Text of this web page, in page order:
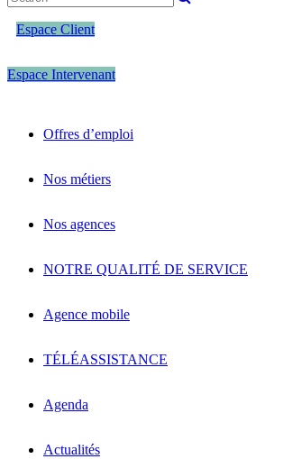
Espace Client
Espace Intervenant
Offres d’emploi
Nos métiers
Nos agences
NOTRE QUALITÉ DE SERVICE
Agence mobile
TÉLÉASSISTANCE
Agenda
Actualités